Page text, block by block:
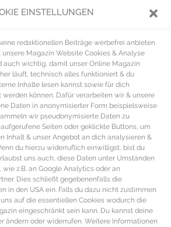
EINSTELLUNGEN
redaktionellen Beiträge werbefrei anbieten
Magazin Website Cookies & Analyse
auch wichtig, damit unser Online Magazin
läuft, technisch alles funktioniert & du
Inhalte lesen kannst sowie für dich
können. Dafür verarbeiten wir & unsere
Daten in anonymisierter Form beispielsweise
wir pseudonymisierte Daten zu
Seiten oder geklickte Buttons, um
Inhalt & unser Angebot an dich analysieren &
du hierzu widerruflich einwilligst, bist du
uns auch, diese Daten unter Umständen
z.B. an Google Analytics oder an
Dies schließt gegebenenfalls die
in den USA ein. Falls du dazu nicht zustimmen
auf die essentiellen Cookies wodurch die
eingeschränkt sein kann. Du kannst deine
ändern oder widerrufen. Weitere Informationen